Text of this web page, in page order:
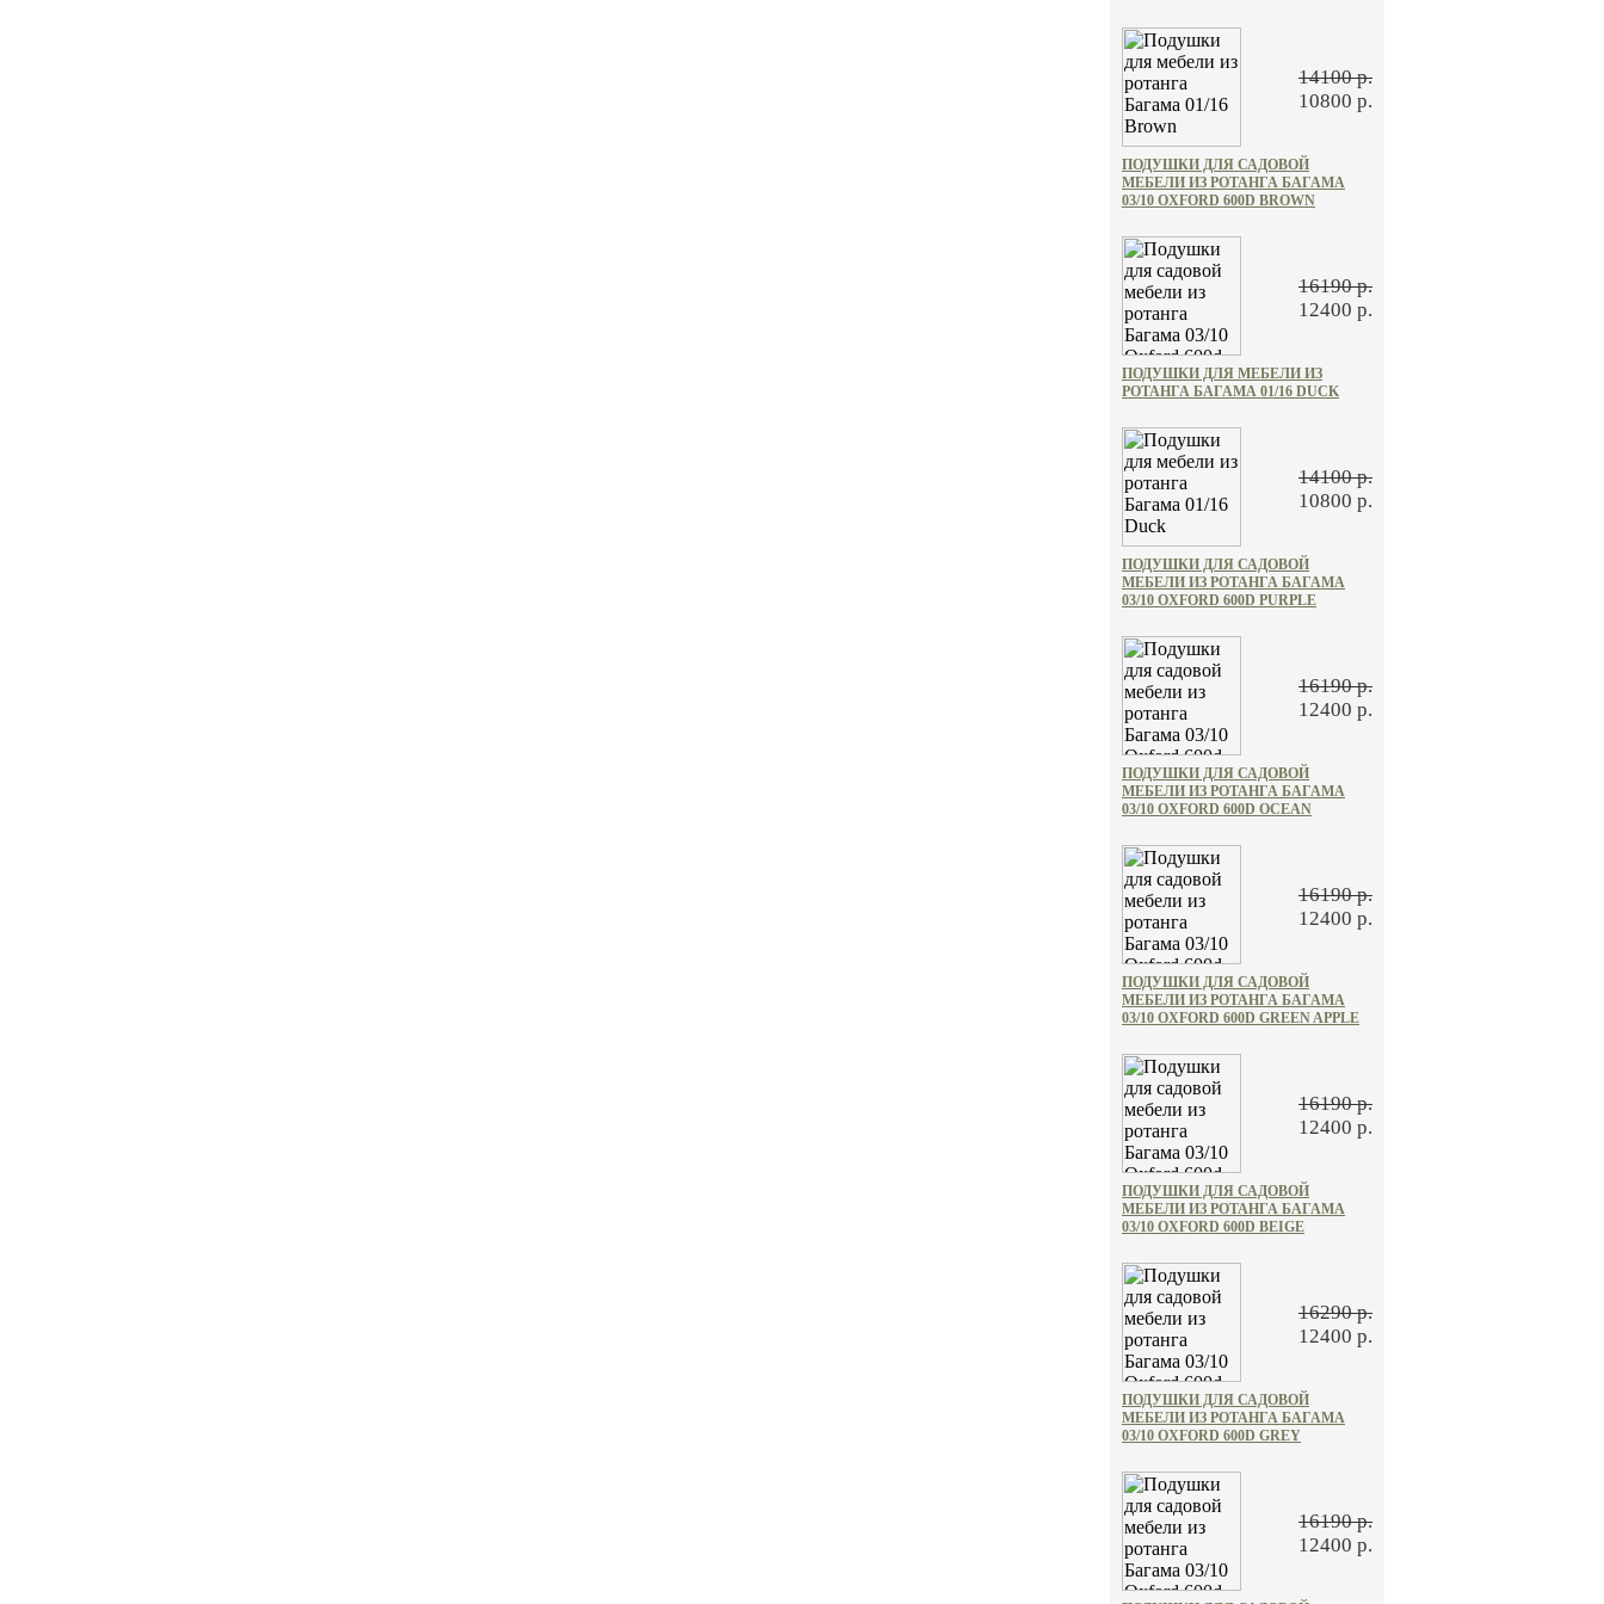
14100 р.
10800 р.
ПОДУШКИ ДЛЯ САДОВОЙ
МЕБЕЛИ ИЗ РОТАНГА БАГАМА
03/10 OXFORD 600D BROWN
16190 р.
12400 р.
ПОДУШКИ ДЛЯ МЕБЕЛИ ИЗ
РОТАНГА БАГАМА 01/16 DUCK
14100 р.
10800 р.
ПОДУШКИ ДЛЯ САДОВОЙ
МЕБЕЛИ ИЗ РОТАНГА БАГАМА
03/10 OXFORD 600D PURPLE
16190 р.
12400 р.
ПОДУШКИ ДЛЯ САДОВОЙ
МЕБЕЛИ ИЗ РОТАНГА БАГАМА
03/10 OXFORD 600D OCEAN
16190 р.
12400 р.
ПОДУШКИ ДЛЯ САДОВОЙ
МЕБЕЛИ ИЗ РОТАНГА БАГАМА
03/10 OXFORD 600D GREEN APPLE
16190 р.
12400 р.
ПОДУШКИ ДЛЯ САДОВОЙ
МЕБЕЛИ ИЗ РОТАНГА БАГАМА
03/10 OXFORD 600D BEIGE
16290 р.
12400 р.
ПОДУШКИ ДЛЯ САДОВОЙ
МЕБЕЛИ ИЗ РОТАНГА БАГАМА
03/10 OXFORD 600D GREY
16190 р.
12400 р.